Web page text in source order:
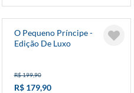
O Pequeno Príncipe -
Edição De Luxo
R$ 199,90
R$ 179,90